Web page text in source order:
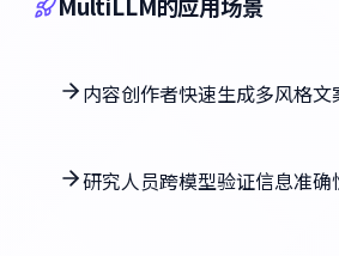
MultiLLM的应用场景
内容创作者快速生成多风格
研究人员跨模型验证信息准